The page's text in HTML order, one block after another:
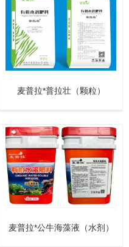
麦普拉*普拉壮（颗粒）
麦普拉*公牛海藻液（水剂）